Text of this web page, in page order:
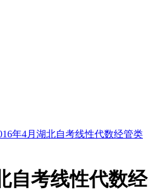
年4月湖北自考线性代数经管类
自考线性代数经